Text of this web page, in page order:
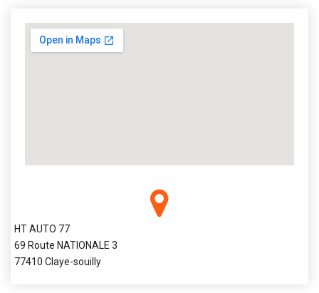
HT AUTO 77
69 Route NATIONALE 3
77410 Claye-souilly